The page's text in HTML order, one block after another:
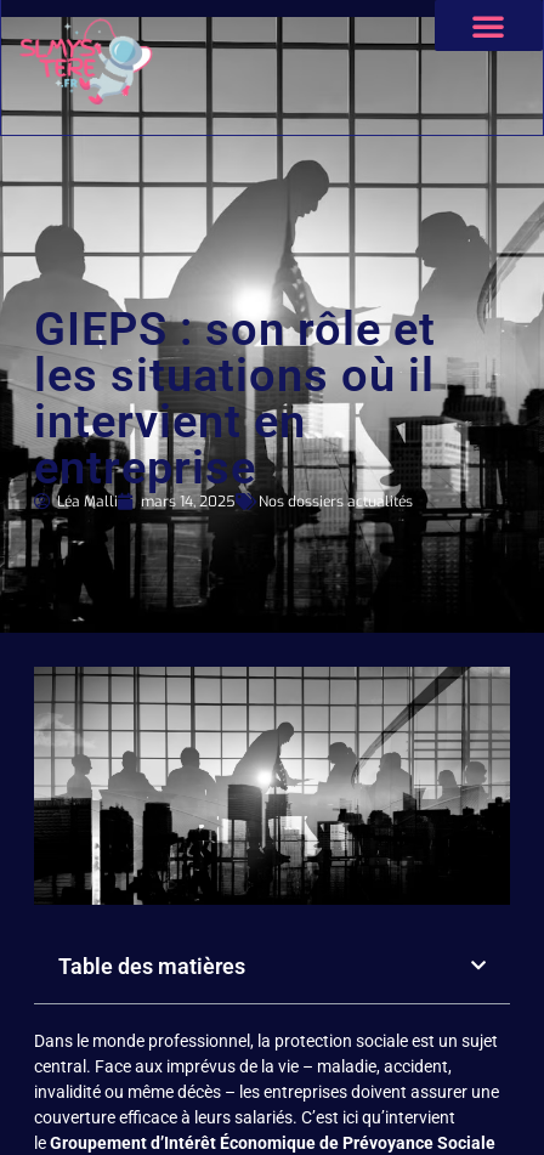
GIEPS : son rôle et
les situations où il
intervient en
entreprise
Léa Malli mars 14, 2025 Nos dossiers actualités
Table des matières
Dans le monde professionnel, la protection sociale est un sujet
central. Face aux imprévus de la vie – maladie, accident,
invalidité ou même décès – les entreprises doivent assurer une
couverture efficace à leurs salariés. C’est ici qu’intervient
leGroupement d’Intérêt Économique de Prévoyance Sociale